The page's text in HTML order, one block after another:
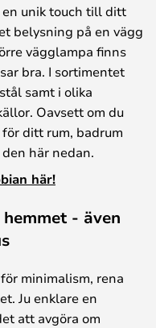
en unik touch till ditt
belysning på en vägg
vägglampa finns
bra. I sortimentet
samt i olika
Oavsett om du
ditt rum, badrum
här nedan.
här!
- även
minimalism, rena
Ju enklare en
att avgöra om